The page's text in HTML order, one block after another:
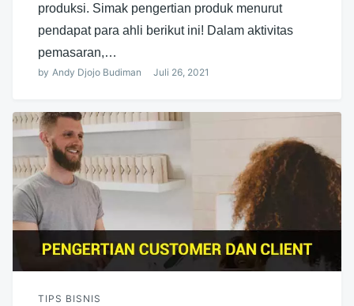
produksi. Simak pengertian produk menurut
pendapat para ahli berikut ini! Dalam aktivitas
pemasaran,…
by Andy Djojo Budiman Juli 26, 2021
TIPS BISNIS